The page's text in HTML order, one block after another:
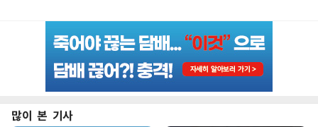
많이 본 기사